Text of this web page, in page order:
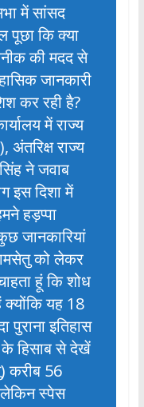
में सांसद
पूछा कि क्या
की मदद से
जानकारी
कर रही है?
में राज्य
अंतरिक्ष राज्य
ने जवाब
इस दिशा में
हड़प्पा
जानकारियां
को लेकर
हूं कि शोध
क्योंकि यह 18
पुराना इतिहास
हिसाब से देखें
करीब 56
लेकिन स्पेस